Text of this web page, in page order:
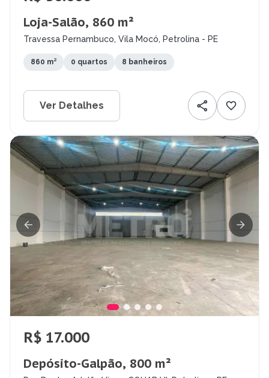
Loja-Salão, 860 m²
Travessa Pernambuco, Vila Mocó, Petrolina - PE
860 m² 0 quartos 8 banheiros
Ver Detalhes
R$ 17.000
Depósito-Galpão, 800 m²